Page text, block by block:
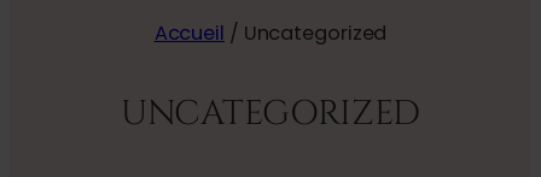
Accueil / Uncategorized
UNCATEGORIZED